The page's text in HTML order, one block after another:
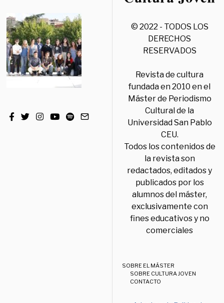
© 2022 - TODOS LOS
DERECHOS
RESERVADOS
Revista de cultura
fundada en 2010 en el
Máster de Periodismo
Cultural de la
Universidad San Pablo
CEU.
Todos los contenidos de
la revista son
redactados, editados y
publicados por los
alumnos del máster,
exclusivamente con
fines educativos y no
comerciales
SOBRE EL MÁSTER
SOBRE CULTURA JOVEN
CONTACTO